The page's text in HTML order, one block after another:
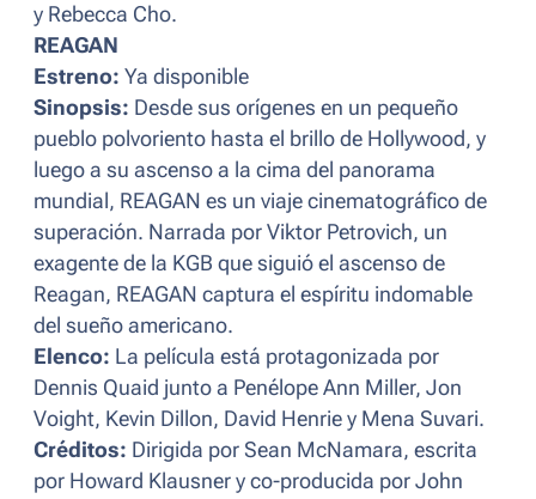
y Rebecca Cho.
REAGAN
Estreno: Ya disponible
Sinopsis: Desde sus orígenes en un pequeño
pueblo polvoriento hasta el brillo de Hollywood, y
luego a su ascenso a la cima del panorama
mundial, REAGAN es un viaje cinematográfico de
superación. Narrada por Viktor Petrovich, un
exagente de la KGB que siguió el ascenso de
Reagan, REAGAN captura el espíritu indomable
del sueño americano.
Elenco: La película está protagonizada por
Dennis Quaid junto a Penélope Ann Miller, Jon
Voight, Kevin Dillon, David Henrie y Mena Suvari.
Créditos: Dirigida por Sean McNamara, escrita
por Howard Klausner y co-producida por John